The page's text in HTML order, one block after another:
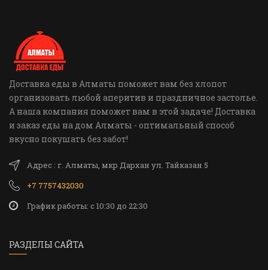
Доставка еды в Алматы поможет вам без хлопот
организовать любой аперитив и праздничное застолье.
А наша компания поможет вам в этой задаче! Доставка
и заказ еды на дом Алматы - оптимальный способ
вкусно покушать без забот!
Адрес : г. Алматы, мкр Дархан ул. Тайказан 5
+7 7757432030
График работы: c 10:30 до 22:30
РАЗДЕЛЫ САЙТА